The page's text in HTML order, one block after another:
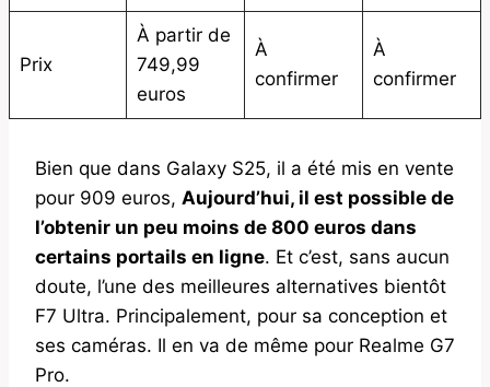
Prix
À partir de
749,99
euros
À
confirmer
À
confirmer
Bien que dans Galaxy S25, il a été mis en vente
pour 909 euros, Aujourd’hui, il est possible de
l’obtenir un peu moins de 800 euros dans
certains portails en ligne. Et c’est, sans aucun
doute, l’une des meilleures alternatives bientôt
F7 Ultra. Principalement, pour sa conception et
ses caméras. Il en va de même pour Realme G7
Pro.